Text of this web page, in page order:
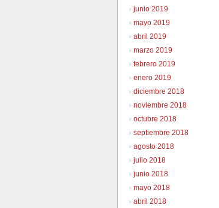
junio 2019
mayo 2019
abril 2019
marzo 2019
febrero 2019
enero 2019
diciembre 2018
noviembre 2018
octubre 2018
septiembre 2018
agosto 2018
julio 2018
junio 2018
mayo 2018
abril 2018